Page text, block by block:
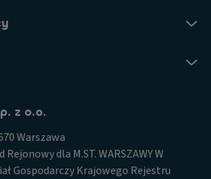
z o.o.
Warszawa
dla M.ST. WARSZAWY W
Gospodarczy Krajowego Rejestru